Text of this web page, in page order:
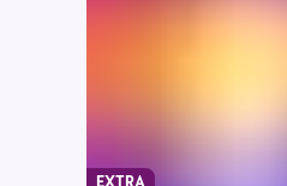
EXTRA